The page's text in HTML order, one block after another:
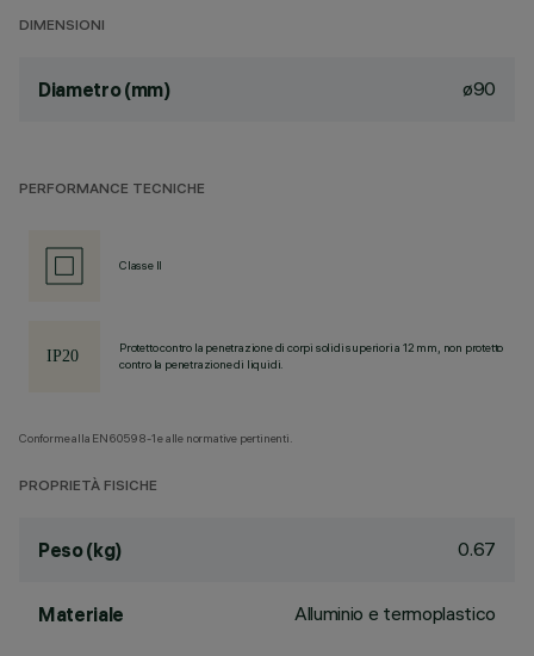
DIMENSIONI
Diametro (mm) ø90
PERFORMANCE TECNICHE
Classe II
Protetto contro la penetrazione di corpi solidi superiori a 12 mm, non protetto
contro la penetrazione di liquidi.
Conforme alla EN60598-1 e alle normative pertinenti.
PROPRIETÀ FISICHE
Peso (kg) 0.67
Materiale Alluminio e termoplastico